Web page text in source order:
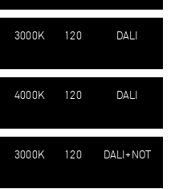
3000K 120 DALI
4000K 120 DALI
3000K 120 DALI+NOT